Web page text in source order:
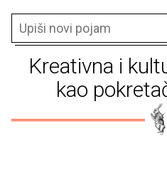
Kreativna i
kao